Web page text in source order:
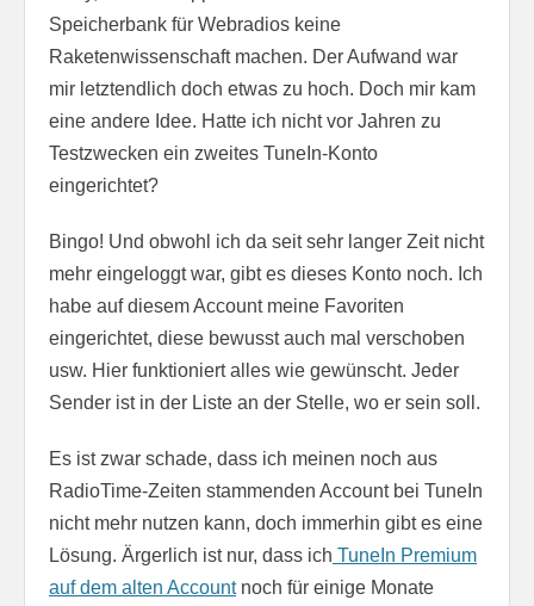
Speicherbank für Webradios keine
Raketenwissenschaft machen. Der Aufwand war
mir letztendlich doch etwas zu hoch. Doch mir kam
eine andere Idee. Hatte ich nicht vor Jahren zu
Testzwecken ein zweites TuneIn-Konto
eingerichtet?
Bingo! Und obwohl ich da seit sehr langer Zeit nicht
mehr eingeloggt war, gibt es dieses Konto noch. Ich
habe auf diesem Account meine Favoriten
eingerichtet, diese bewusst auch mal verschoben
usw. Hier funktioniert alles wie gewünscht. Jeder
Sender ist in der Liste an der Stelle, wo er sein soll.
Es ist zwar schade, dass ich meinen noch aus
RadioTime-Zeiten stammenden Account bei TuneIn
nicht mehr nutzen kann, doch immerhin gibt es eine
Lösung. Ärgerlich ist nur, dass ich TuneIn Premium
auf dem alten Accountnoch für einige Monate